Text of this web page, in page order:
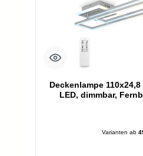
Deckenlampe 110x24,8
LED, dimmbar,
Varianten ab